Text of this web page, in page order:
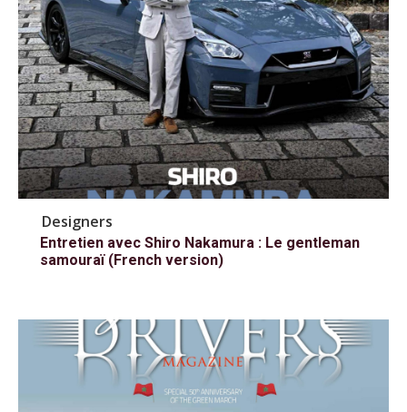
Designers
Entretien avec Shiro Nakamura : Le gentleman
samouraï (French version)